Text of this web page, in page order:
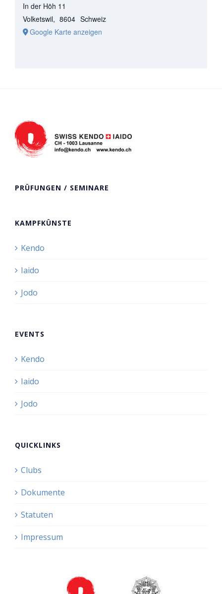
In der Höh 11
Volketswil, 8604 Schweiz
Google Karte anzeigen
PRÜFUNGEN / SEMINARE
KAMPFKÜNSTE
Kendo
Iaido
Jodo
EVENTS
Kendo
Iaido
Jodo
QUICKLINKS
Clubs
Dokumente
Statuten
Impressum